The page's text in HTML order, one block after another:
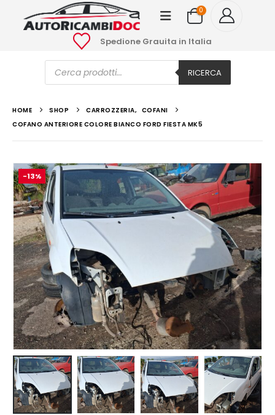
0
Spedione Grauita in Italia
Ricerca
prodotti RICERCA
HOME SHOP CARROZZERIA, COFANI
COFANO ANTERIORE COLORE BIANCO FORD FIESTA MK5
-13%